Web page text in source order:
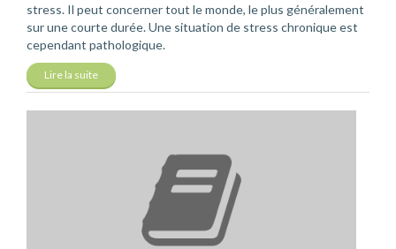
stress. Il peut concerner tout le monde, le plus généralement
sur une courte durée. Une situation de stress chronique est
cependant pathologique.
Lire la suite